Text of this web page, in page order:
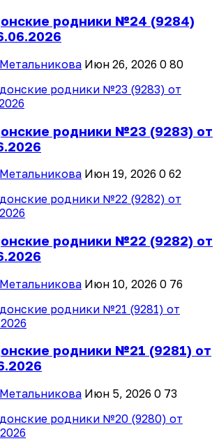
родники №24 (9284)
Июн 26, 2026 0 80
родники №23 (9283) от
Июн 19, 2026 0 62
родники №22 (9282) от
Июн 10, 2026 0 76
родники №21 (9281) от
Июн 5, 2026 0 73